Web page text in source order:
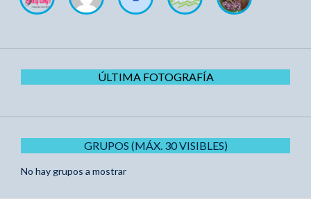
ÚLTIMA FOTOGRAFÍA
GRUPOS (MÁX. 30 VISIBLES)
No hay grupos a mostrar